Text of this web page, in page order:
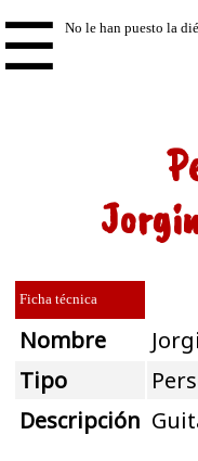
☰
Ficha técnica
Nombre
Tipo
Descripción